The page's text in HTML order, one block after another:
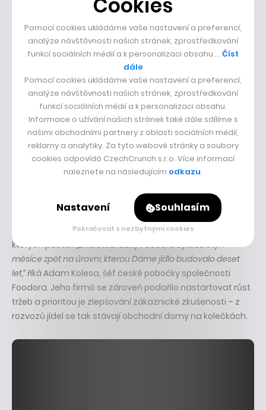
23. února 2024• 35:11 Sdílet
Lidé neřeší, jestli potraviny přivezeme za
pár minut nebo hodinu, zajímá je cena,
Trvalo to jen pár měsíců a Dáme jídlo se změnilo a obléklo
značku Foodora. Pod ní se společnost Delivery Hero
rozhodla sjednotit všech sedm evropských trhů, na
kterých působí.„Znalost značky Foodora byla za čtyři
měsíce zpět na úrovni, kterou Dáme jídlo budovalo deset
let,“ říká Adam Kolesa, šéf české pobočky společnosti
Foodora. Jeho firmě se zároveň podařilo nastartovat růst
tržeb a prioritou je zlepšování zákaznické zkušenosti – z
rozvozů jídel se tak stávají obchodní domy na kolečkách.
Cookies
Pomocí cookies ukládáme vaše nastavení a preferencí,
analýze návštěvnosti našich stránek, zprostředkování
funkcí sociálních médií a k personalizaci obsahu … Číst
dále
Pomocí cookies ukládáme vaše nastavení a preferencí,
analýze návštěvnosti našich stránek, zprostředkování
funkcí sociálních médií a k personalizaci obsahu.
Informace o užívání našich stránek také dále sdílíme s
našimi obchodními partnery z oblasti sociálních médií,
reklamy a analytiky. Za tyto webové stránky a soubory
cookies odpovídá CzechCrunch s.r.o. Více informací
naleznete na následujícím odkazu.
Nastavení Souhlasím
Pokračovat s nezbytnými cookies